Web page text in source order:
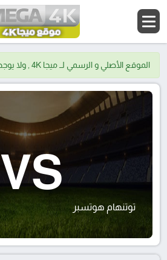
الموقع الأصلي و الرسمي لــ ميجا 4K , ولا يوجد لدينا موقع اخر.
توتنهام هوتسبر
VS